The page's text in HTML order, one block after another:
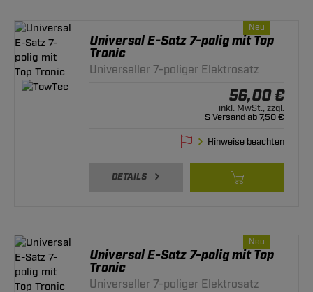
Neu
Universal E-Satz 7-polig mit Top
Tronic
Universeller 7-poliger Elektrosatz
56,00 €
inkl. MwSt., zzgl.
S Versand ab 7,50 €
Hinweise beachten
DETAILS
Neu
Universal E-Satz 7-polig mit Top
Tronic
Universeller 7-poliger Elektrosatz